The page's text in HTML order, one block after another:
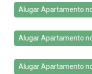
Alugar Apartamento
Alugar Apartamento
Alugar Apartamento